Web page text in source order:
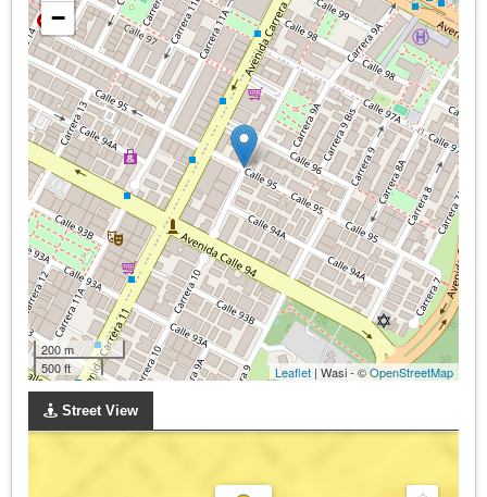
−
200 m
500 ft
Leaflet | Wasi - ©OpenStreetMap
Street View